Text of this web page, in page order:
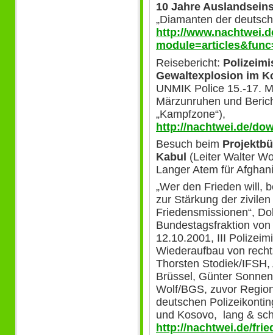
10 Jahre
„Diamanten der
http://
Reisebericht:
Gewaltexplosion im
UNMIK Police 15.-17.
Märzunruhen und
„Kampfzone“),
http://nachtwei.de/
Besuch beim
Kabul (Leiter Walter
Langer Atem für
„Wer den Frieden will,
zur Stärkung der
Friedensmissionen“,
Bundestagsfraktion
12.10.2001, III
Wiederaufbau von
Thorsten Stodiek/
Brüssel, Günter
Wolf/BGS, zuvor
deutschen
und Kosovo, lang &
http://nachtwei.de/